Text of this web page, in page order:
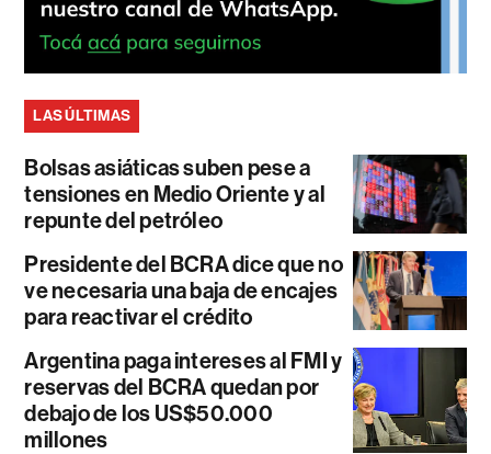
LAS ÚLTIMAS
Bolsas asiáticas suben pese a
tensiones en Medio Oriente y al
repunte del petróleo
Presidente del BCRA dice que no
ve necesaria una baja de encajes
para reactivar el crédito
Argentina paga intereses al FMI y
reservas del BCRA quedan por
debajo de los US$50.000
millones